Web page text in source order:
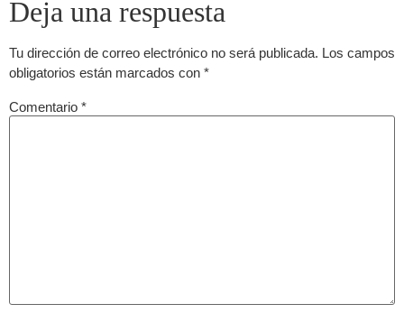
Deja una respuesta
Tu dirección de correo electrónico no será publicada. Los campos
obligatorios están marcados con *
Comentario *